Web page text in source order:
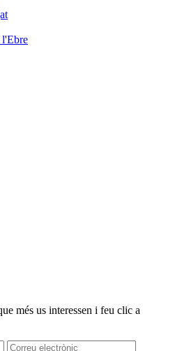
l'Ebre
més us interessen i feu clic a